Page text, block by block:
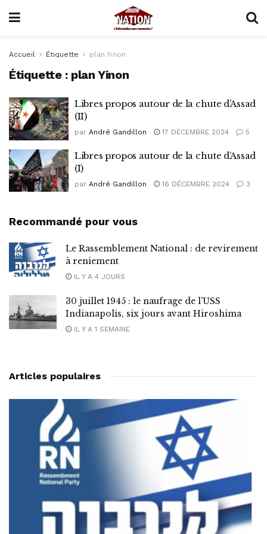
Accueil Étiquette plan Yinon
Étiquette : plan Yinon
Libres propos autour de la chute d’Assad
(II)
par André Gandillon 17 DÉCEMBRE 2024 5
Libres propos autour de la chute d’Assad
(I)
par André Gandillon 16 DÉCEMBRE 2024 3
Recommandé pour vous
Le Rassemblement National : de revirement
à reniement
IL Y A 4 JOURS
30 juillet 1945 : le naufrage de l’USS
Indianapolis, six jours avant Hiroshima
IL Y A 1 SEMAINE
Articles populaires